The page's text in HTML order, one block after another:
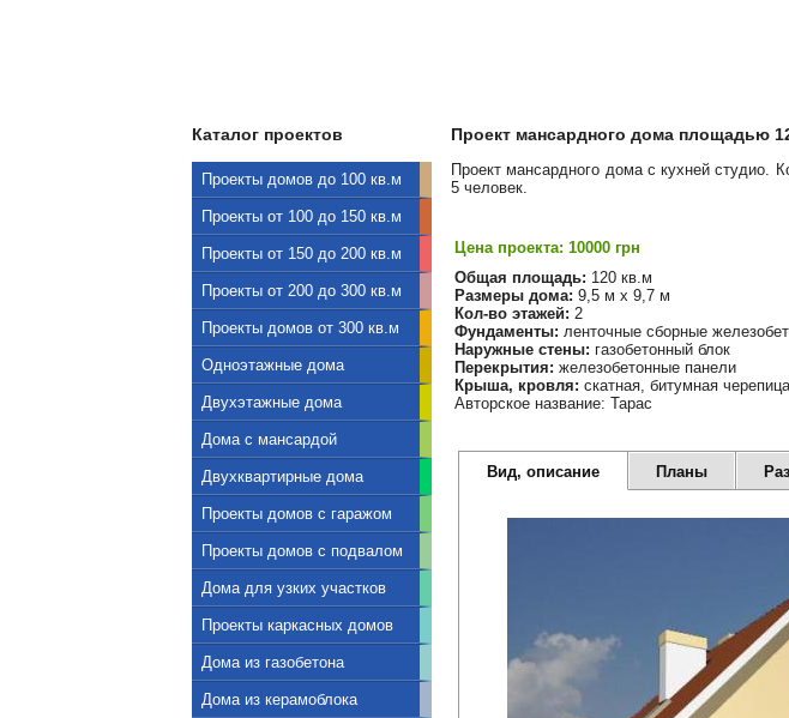
Каталог проектов
Проекты домов до 100 кв.м
Проекты от 100 до 150 кв.м
Проекты от 150 до 200 кв.м
Проекты от 200 до 300 кв.м
Проекты домов от 300 кв.м
Одноэтажные дома
Двухэтажные дома
Дома с мансардой
Двухквартирные дома
Проекты домов с гаражом
Проекты домов с подвалом
Дома для узких участков
Проекты каркасных домов
Дома из газобетона
Дома из керамоблока
Проект мансардного дома площадью
Проект мансардного дома с кухней студио.
5 человек.
Цена проекта: 10000 грн
Общая площадь: 120 кв.м
Размеры дома: 9,5 м х 9,7 м
Кол-во этажей: 2
Фундаменты: ленточные сборные
Наружные стены: газобетонный блок
Перекрытия: железобетонные панели
Крыша, кровля: скатная, битумная черепица
Авторское название: Тарас
Вид, описание Планы